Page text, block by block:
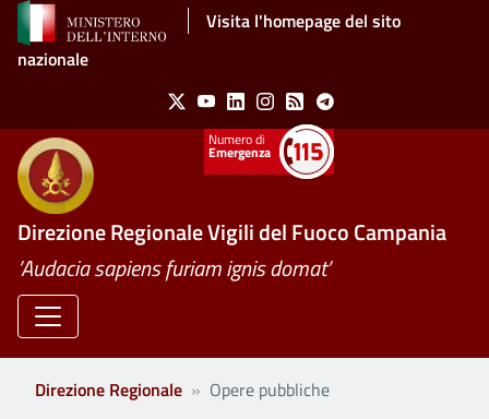
Salta al contenuto principaleVisita l'homepage del sito
nazionale
Social Menu
X YoutubeLinkedinInstagram
Feed Telegram
Emergenza
Direzione Regionale Vigili del Fuoco Campania
’Audacia sapiens furiam ignis domat’
Direzione Regionale Opere pubbliche